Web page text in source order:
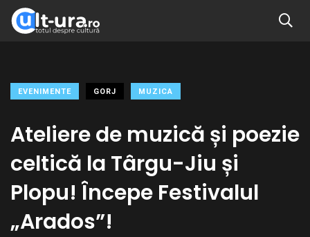
EVENIMENTE GORJ MUZICA
Ateliere de muzică și poezie
celtică la Târgu-Jiu și
Plopu! Începe Festivalul
„Arados”!